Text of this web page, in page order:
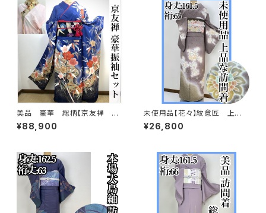
美品 豪華 総柄【京友禅 古
典柄】正絹 振袖セット q993
¥88,900
未使用品【花々】紋意匠 上
品 訪問着 正絹 袷s666
¥26,800